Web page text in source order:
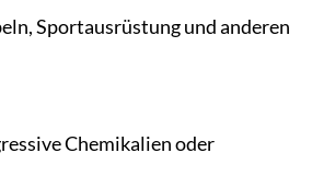
Sportausrüstung und anderen
Chemikalien oder